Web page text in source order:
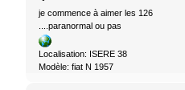
je commence à aimer les 126
....paranormal ou pas
Localisation: ISERE 38
Modèle: fiat N 1957